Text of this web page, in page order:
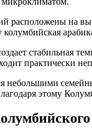
расположены на
колумбийская
стабильная
практически
небольшими
этому